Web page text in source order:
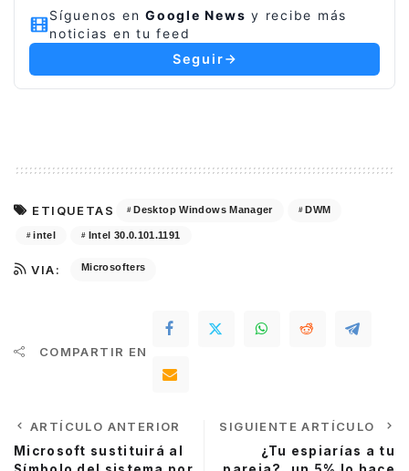
Síguenos en Google News y recibe más
noticias en tu feed
Seguir
ETIQUETAS Desktop Windows Manager DWM
intel Intel 30.0.101.1191
VIA: Microsofters
COMPARTIR EN
ARTÍCULO ANTERIOR
Microsoft sustituirá al
SIGUIENTE ARTÍCULO
¿Tu espiarías a tu